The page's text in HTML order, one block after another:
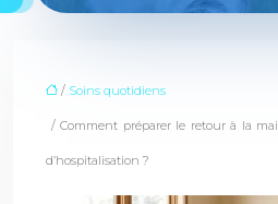
/ Soins quotidiens
/ Comment préparer le retour à la
d’hospitalisation ?